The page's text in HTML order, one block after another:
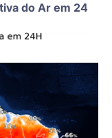
do Ar em 24